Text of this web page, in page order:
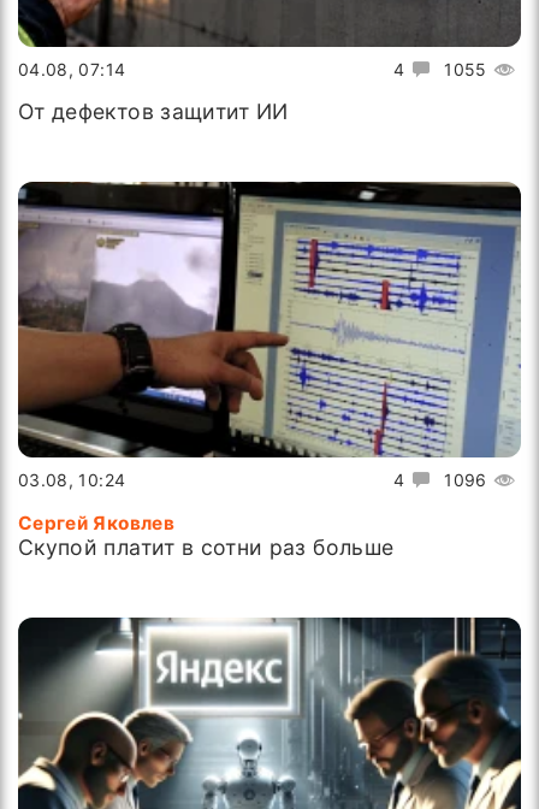
4 1055
04.08, 07:14
От дефектов защитит ИИ
4 1096
03.08, 10:24
Сергей Яковлев
Скупой платит в сотни раз больше